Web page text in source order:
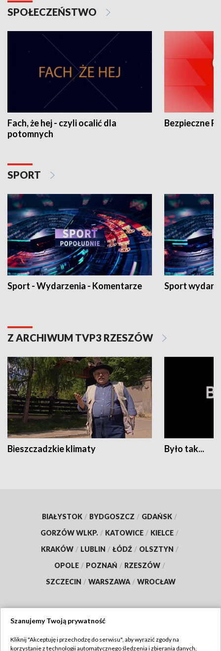
SPOŁECZEŃSTWO
Fach, że hej - czyli ocalić dla
potomnych
Bezpieczne
SPORT
Sport - Wydarzenia - Komentarze Sport
Z ARCHIWUM TVP3 RZESZÓW
Bieszczadzkie klimaty Było tak...
BIAŁYSTOK / BYDGOSZCZ / GDAŃSK /
GORZÓW WLKP. / KATOWICE / KIELCE /
KRAKÓW / LUBLIN / ŁÓDŹ / OLSZTYN /
OPOLE / POZNAŃ / RZESZÓW /
SZCZECIN / WARSZAWA / WROCŁAW
Szanujemy Twoją prywatność
Kliknij "Akceptuję i przechodzę do serwisu", aby wyrazić zgody na
korzystanie z technologii automatycznego śledzenia i zbierania danych,